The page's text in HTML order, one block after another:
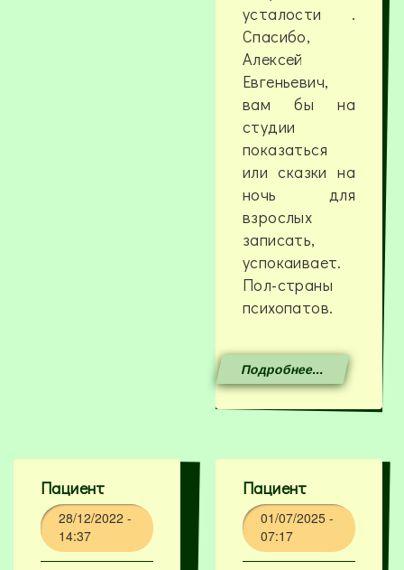
усталости .
Спасибо,
Алексей
Евгеньевич,
вам бы на
студии
показаться
или сказки на
ночь для
взрослых
записать,
успокаивает.
Пол-страны
психопатов.
Подробнее...
Пациент
28/12/2022 -
14:37
Пациент
01/07/2025 -
07:17